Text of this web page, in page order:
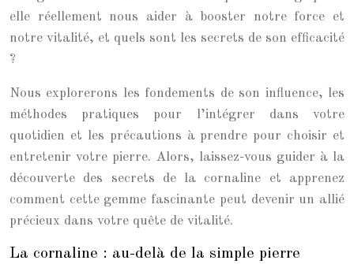
elle réellement nous aider à booster notre force et
notre vitalité, et quels sont les secrets de son efficacité
?
Nous explorerons les fondements de son influence, les
méthodes pratiques pour l’intégrer dans votre
quotidien et les précautions à prendre pour choisir et
entretenir votre pierre. Alors, laissez-vous guider à la
découverte des secrets de la cornaline et apprenez
comment cette gemme fascinante peut devenir un allié
précieux dans votre quête de vitalité.
La cornaline : au-delà de la simple pierre